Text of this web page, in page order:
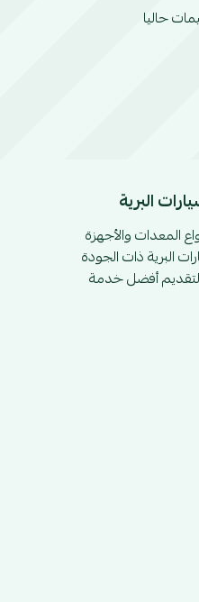
حاليا
المعدات والأجهزة
البرية ذات الجودة
لتقديم أفضل خدمة